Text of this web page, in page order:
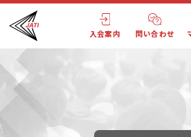
入会案内 問い合わせ